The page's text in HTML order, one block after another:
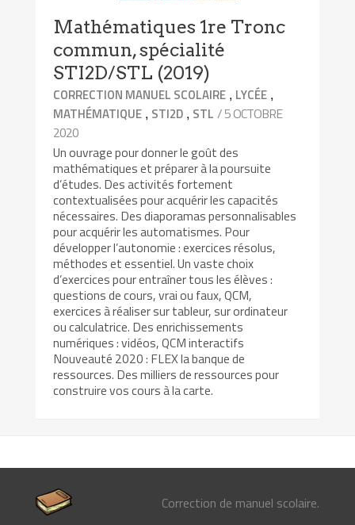
Mathématiques 1re Tronc
commun, spécialité
STI2D/STL (2019)
CORRECTION MANUEL SCOLAIRE , LYCÉE ,
MATHÉMATIQUE , STI2D , STL / 5 OCTOBRE
2020
Un ouvrage pour donner le goût des
mathématiques et préparer à la poursuite
d’études. Des activités fortement
contextualisées pour acquérir les capacités
nécessaires. Des diaporamas personnalisables
pour acquérir les automatismes. Pour
développer l’autonomie : exercices résolus,
méthodes et essentiel. Un vaste choix
d’exercices pour entraîner tous les élèves :
questions de cours, vrai ou faux, QCM,
exercices à réaliser sur tableur, sur ordinateur
ou calculatrice. Des enrichissements
numériques : vidéos, QCM interactifs
Nouveauté 2020 : FLEX la banque de
ressources. Des milliers de ressources pour
construire vos cours à la carte.
Correction de manuel scolaire.